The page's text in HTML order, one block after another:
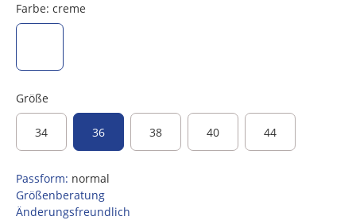
Farbe: creme
Größe
34 36 38 40 44
Passform: normal
Größenberatung
Änderungsfreundlich